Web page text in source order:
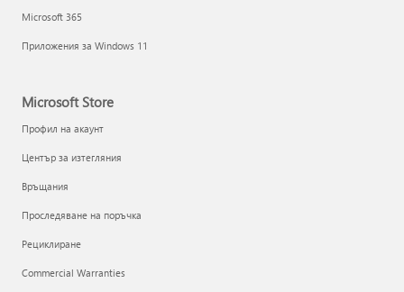
Microsoft 365
Приложения за Windows 11
Microsoft Store
Профил на акаунт
Център за изтегляния
Връщания
Проследяване на поръчка
Рециклиране
Commercial Warranties